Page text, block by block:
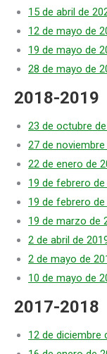
15 de abril de
12 de mayo de
19 de mayo de
28 de mayo de
2018-2019
23 de octubre
27 de noviembre
22 de enero de
19 de febrero de
19 de febrero
19 de marzo de
2 de abril de
2 de mayo de
10 de mayo de
2017-2018
12 de diciembre